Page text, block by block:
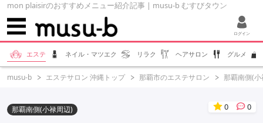
mon plaisirのおすすめメニュー紹介記事 | musu-b むすびタウン
ログイン
エステ ネイル・マツエク リラク ヘアサロン グルメ
musu-b エステサロン 沖縄トップ 那覇市のエステサロン 那覇南側(
那覇南側(小禄周辺) 0 0